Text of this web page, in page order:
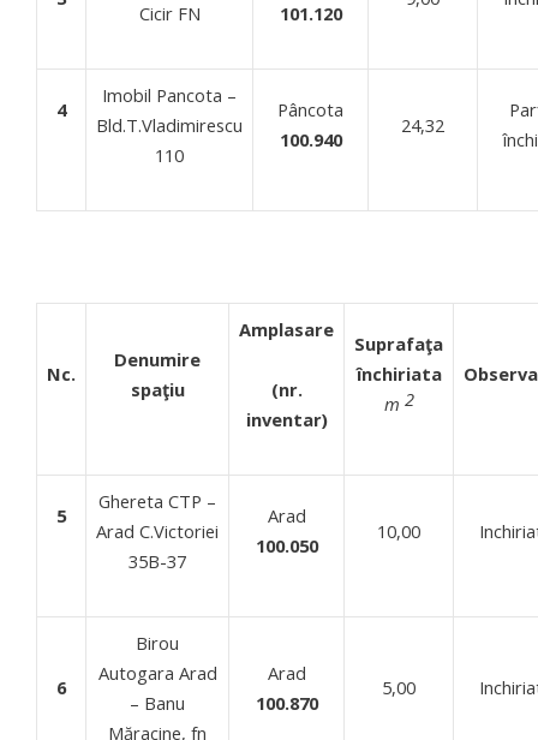
Cicir FN
101.120
4
Imobil Pancota –
Bld.T.Vladimirescu
110
Pâncota
100.940
24,32
Nc.
Denumire
spaţiu
Amplasare
(nr.
inventar)
Suprafaţa
închiriata
m 2
5
Ghereta CTP –
Arad C.Victoriei
35B-37
Arad
100.050
10,00
6
Birou
Autogara Arad
– Banu
Măracine, fn
Arad
100.870
5,00